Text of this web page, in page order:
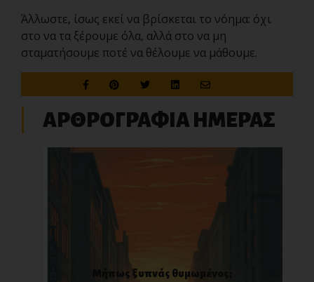
Άλλωστε, ίσως εκεί να βρίσκεται το νόημα: όχι
στο να τα ξέρουμε όλα, αλλά στο να μη
σταματήσουμε ποτέ να θέλουμε να μάθουμε.
ΑΡΘΡΟΓΡΑΦΙΑ ΗΜΕΡΑΣ
Μήπως ξυπνάς θυμωμένος;